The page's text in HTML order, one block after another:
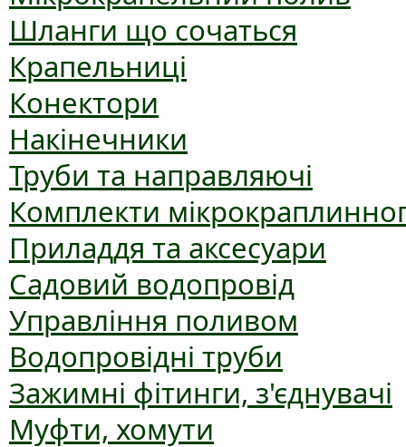
Шланги що сочаться
Крапельниці
Конектори
Накінечники
Труби та направляючі
Комплекти
Приладдя та аксесуари
Садовий водопровід
Управління поливом
Водопровідні труби
Зажимні фітинги, з'єднувачі
Муфти, хомути